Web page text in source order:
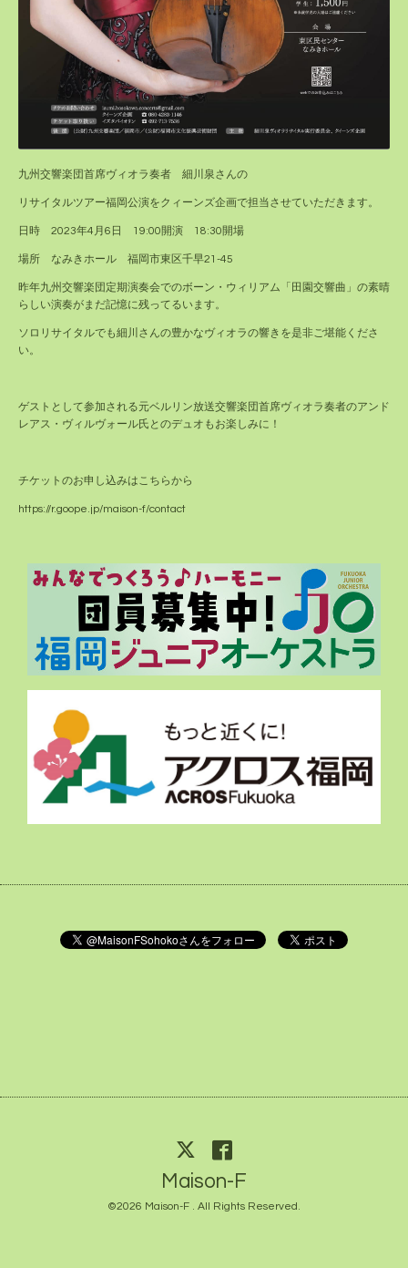
九州交響楽団首席ヴィオラ奏者 細川泉さんの
リサイタルツアー福岡公演をクィーンズ企画で担当させていただきます。
日時 2023年4月6日 19:00開演 18:30開場
場所 なみきホール 福岡市東区千早21-45
昨年九州交響楽団定期演奏会でのボーン・ウィリアム「田園交響曲」の素晴
らしい演奏がまだ記憶に残ってるいます。
ソロリサイタルでも細川さんの豊かなヴィオラの響きを是非ご堪能くださ
い。
ゲストとして参加される元ベルリン放送交響楽団首席ヴィオラ奏者のアンド
レアス・ヴィルヴォール氏とのデュオもお楽しみに！
チケットのお申し込みはこちらから
https://r.goope.jp/maison-f/contact
Maison-F
©2026 Maison-F . All Rights Reserved.